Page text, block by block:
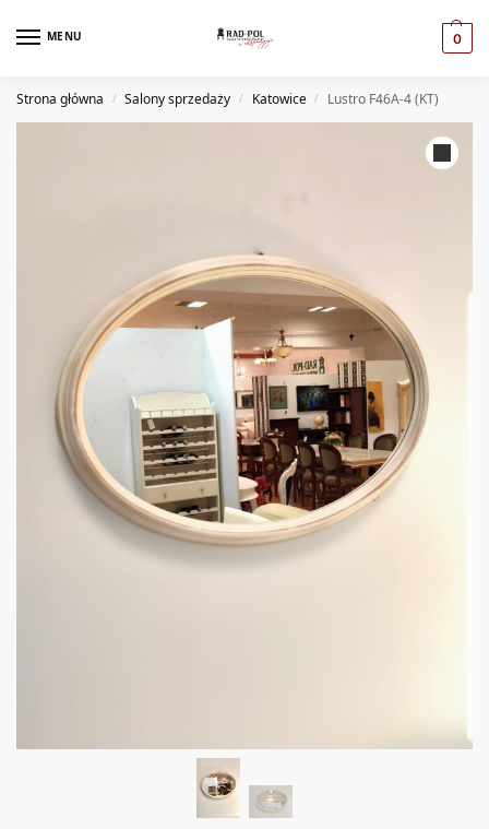
MENU 0
Strona główna / Salony sprzedaży / Katowice / Lustro F46A-4 (KT)